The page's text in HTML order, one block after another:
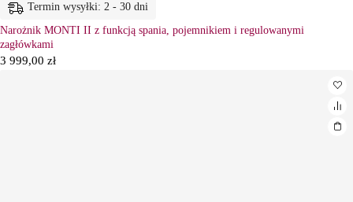
Termin wysyłki: 2 - 30 dni
Narożnik MONTI II z funkcją spania, pojemnikiem i regulowanymi
zagłówkami
3 999,00 zł